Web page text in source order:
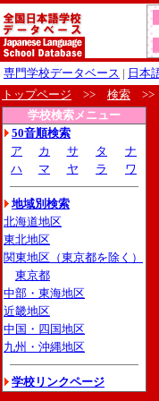
専門学校データベース | 日本
トップページ >> 検索 >>
学校検索メニュー
50音順検索
ア
カ サ タ
ナ
ハ
マ ヤ ラ ワ
地域別検索
北海道地区
東北地区
関東地区（東京都を除く）
東京都
中部・東海地区
近畿地区
中国・四国地区
九州・沖縄地区
学校リンクページ